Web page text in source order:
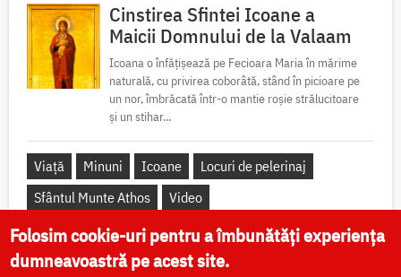
Cinstirea Sfintei Icoane a
Maicii Domnului de la Valaam
Icoana o înfățișează pe Fecioara Maria în mărime
naturală, cu privirea coborâtă, stând în picioare pe
un nor, îmbrăcată într-o mantie roșie strălucitoare
și un stihar...
Viață Minuni Icoane
Locuri de pelerinaj
Sfântul Munte Athos
Video
Folosim cookie-uri pentru a îmbunătăți experiența
dumneavoastră pe acest site.